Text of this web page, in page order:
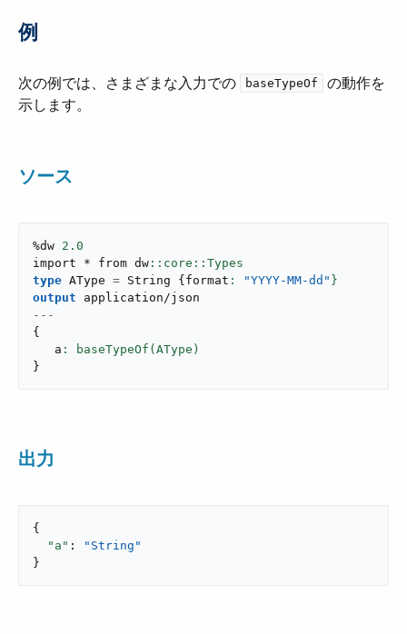
例
次の例では、さまざまな入力での ​ baseTypeOf
​ の動作を
示します。
ソース
%dw 2.0
import * from dw
type AType = String { format : "YYYY-MM-dd" }
output
application/json
---
{
   a
}
出力
{
"a" :
"String"
}